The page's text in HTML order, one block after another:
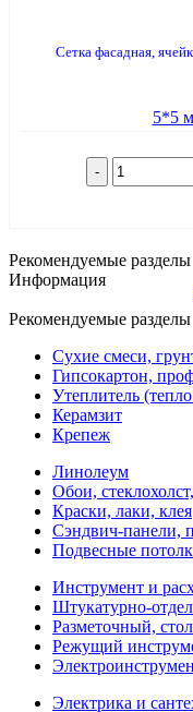
Сетка фасадная,
Рекомендуемые разделы
Информация
Рекомендуемые разделы
Сухие смеси,
Гипсокартон,
Утеплитель
Керамзит
Крепеж
Линолеум
Обои,
Краски, лаки, клея
Сэндвич-панели,
Подвесные
Инструмент и
Штукатурно-
Разметочный,
Режущий
Электрика и